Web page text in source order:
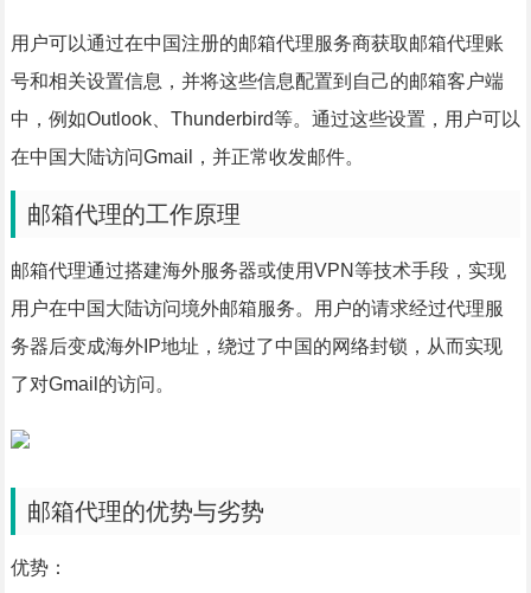
用户可以通过在中国注册的邮箱代理服务商获取邮箱代理账
号和相关设置信息，并将这些信息配置到自己的邮箱客户端
中，例如Outlook、Thunderbird等。通过这些设置，用户可以
在中国大陆访问Gmail，并正常收发邮件。
邮箱代理的工作原理
邮箱代理通过搭建海外服务器或使用VPN等技术手段，实现
用户在中国大陆访问境外邮箱服务。用户的请求经过代理服
务器后变成海外IP地址，绕过了中国的网络封锁，从而实现
了对Gmail的访问。
邮箱代理的优势与劣势
优势：